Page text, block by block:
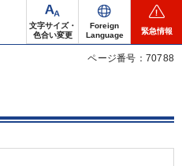
文字サイズ・
色合い変更
Foreign
Language
緊急情報
ページ番号：70788